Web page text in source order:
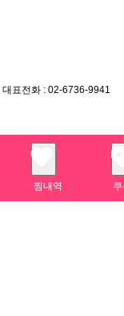
대표전화 : 02-6736-9941
찜내역